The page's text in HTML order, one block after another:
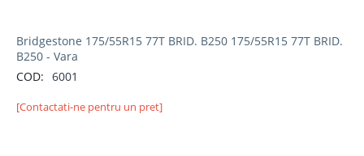
Bridgestone 175/55R15 77T BRID. B250 175/55R15 77T BRID.
B250 - Vara
COD: 6001
[Contactati-ne pentru un pret]